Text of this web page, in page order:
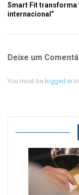
Smart Fit transforma
internacional”
Deixe um
You must be logged in